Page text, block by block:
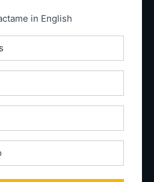
in English